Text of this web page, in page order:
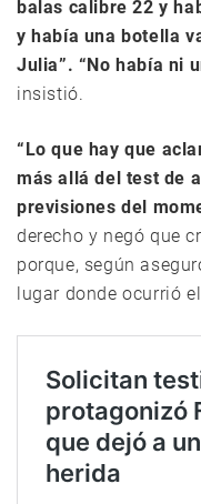
balas calibre 22 y
y había una botella
Julia”. “No había ni
insistió.
“Lo que hay que
más allá del test de
previsiones del
derecho y negó que
porque, según
lugar donde ocurrió